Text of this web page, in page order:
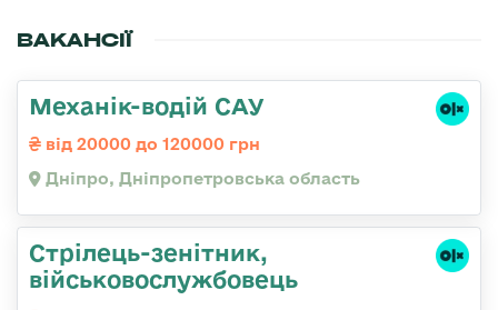
ВАКАНСІЇ
Механік-водій САУ
від 20000 до 120000 грн
Дніпро, Дніпропетровська область
Стрілець-зенітник,
військовослужбовець